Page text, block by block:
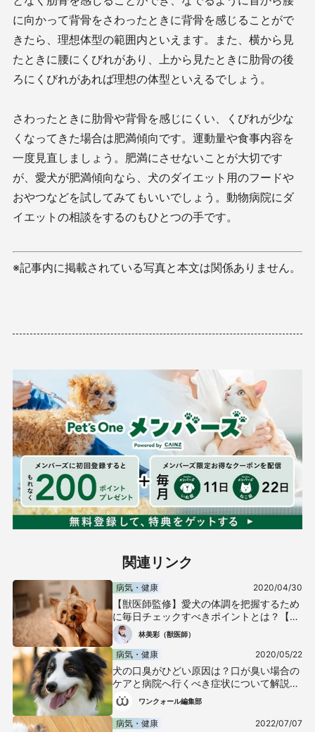
に向かって背骨をさわったときに背骨を感じることがで
きたら、理想体型の範囲内といえます。また、横から見
たときに腰にくびれがあり、上から見たときに肋骨の後
ろにくびれがあれば理想の体型といえるでしょう。
さわったときに肋骨や背骨を感じにくい、くびれが少な
くなってきた場合は肥満傾向です。運動量や食事内容を
一度見直しましょう。肥満にさせないことが大切です
が、愛犬が肥満傾向なら、犬のダイエット用のフードや
おやつなどを試してみてもいいでしょう。動物病院にダ
イエットの相談をするのもひとつの手です。
※記事内に掲載されている写真と本文は関係ありません。
関連リンク
病気・健康 2020/04/30
【獣医師監修】愛犬の体調を把握するため
に毎日チェックすべきポイントとは？【犬
の健康診断】
林美彩（獣医師）
病気・健康 2020/05/22
犬の口臭がひどい原因は？口が臭い場合の
ケアと病院へ行くべき症状について解説
【獣医師監修】
ワンクォール編集部
病気・健康 2022/07/07